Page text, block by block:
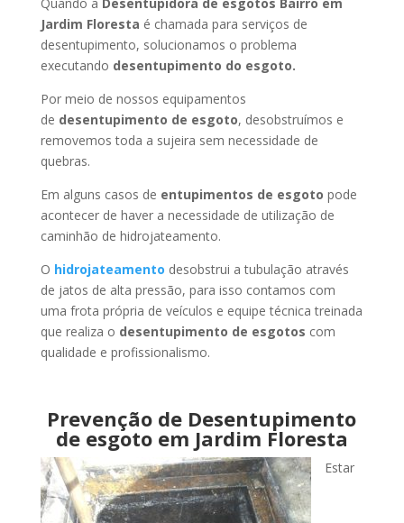
Jardim Floresta é chamada para serviços de
desentupimento, solucionamos o problema
executando desentupimento do esgoto.
Por meio de nossos equipamentos
de desentupimento de esgoto, desobstruímos e
removemos toda a sujeira sem necessidade de
quebras.
Em alguns casos de entupimentos de esgoto pode
acontecer de haver a necessidade de utilização de
caminhão de hidrojateamento.
O hidrojateamento desobstrui a tubulação através
de jatos de alta pressão, para isso contamos com
uma frota própria de veículos e equipe técnica treinada
que realiza o desentupimento de esgotos com
qualidade e profissionalismo.
Prevenção de Desentupimento
de esgoto em Jardim Floresta
Estar